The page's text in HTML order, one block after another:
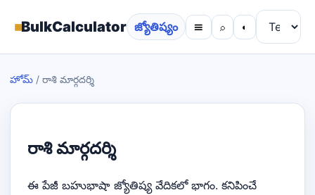
▦BulkCalculator జ్యోతిష్యం ☰ ⌕ ◐
హోమ్ / రాశి మార్గదర్శి
రాశి మార్గదర్శి
ఈ పేజీ బహుభాషా జ్యోతిష్య వేదికలో భాగం. కనిపించే